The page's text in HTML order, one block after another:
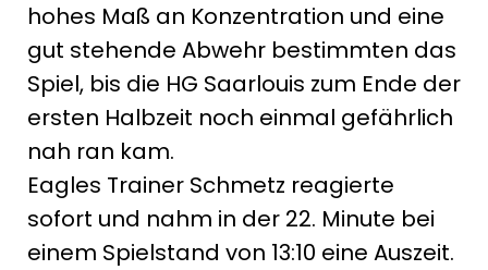
hohes Maß an Konzentration und eine
gut stehende Abwehr bestimmten das
Spiel, bis die HG Saarlouis zum Ende der
ersten Halbzeit noch einmal gefährlich
nah ran kam.
Eagles Trainer Schmetz reagierte
sofort und nahm in der 22. Minute bei
einem Spielstand von 13:10 eine Auszeit.